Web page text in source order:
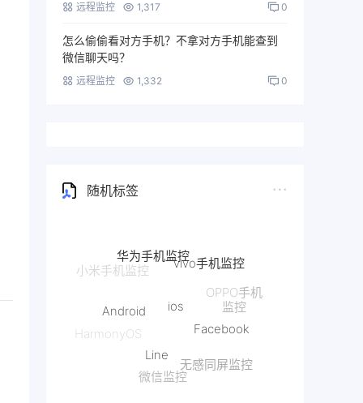
远程监控 1,317 0
怎么偷偷看对方手机？不拿对方手机能查到
微信聊天吗？
远程监控 1,332 0
随机标签
vivo手机监控
OPPO手机
监控
抖音监控
HarmonyOS
Facebook
微信监控